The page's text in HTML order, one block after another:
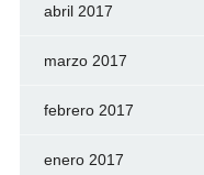
abril 2017
marzo 2017
febrero 2017
enero 2017